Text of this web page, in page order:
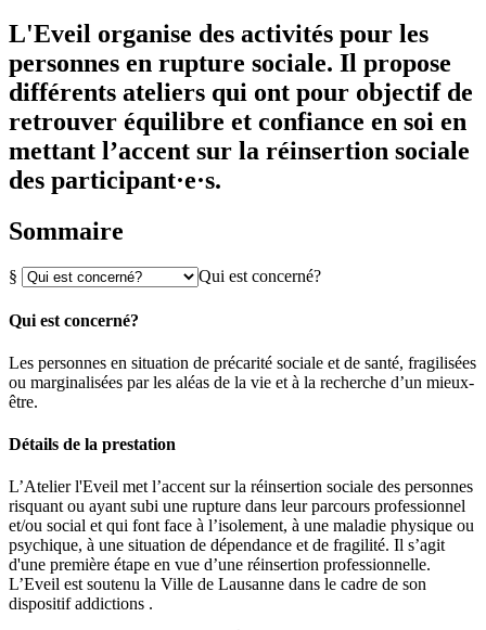
L'Eveil organise des activités pour les
personnes en rupture sociale. Il propose
différents ateliers qui ont pour objectif de
retrouver équilibre et confiance en soi en
mettant l’accent sur la réinsertion sociale
des participant·e·s.
Sommaire
§ Qui est concerné?
Qui est concerné?
Les personnes en situation de précarité sociale et de santé, fragilisées
ou marginalisées par les aléas de la vie et à la recherche d’un mieux-
être.
Détails de la prestation
L’Atelier l'Eveil met l’accent sur la réinsertion sociale des personnes
risquant ou ayant subi une rupture dans leur parcours professionnel
et/ou social et qui font face à l’isolement, à une maladie physique ou
psychique, à une situation de dépendance et de fragilité. Il s’agit
d'une première étape en vue d’une réinsertion professionnelle.
L’Eveil est soutenu la Ville de Lausanne dans le cadre de son
dispositif addictions .